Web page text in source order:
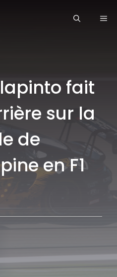
fait
sur la
de
en F1